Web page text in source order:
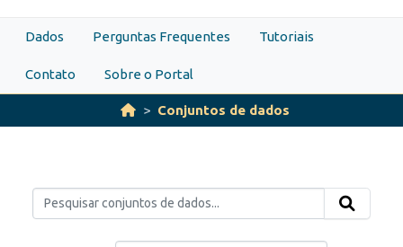
Dados Perguntas Frequentes Tutoriais
Contato Sobre o Portal
Conjuntos de dados